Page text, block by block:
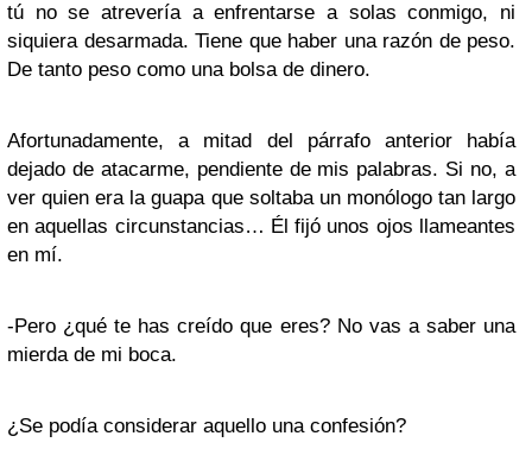
tú no se atrevería a enfrentarse a solas conmigo, ni
siquiera desarmada. Tiene que haber una razón de peso.
De tanto peso como una bolsa de dinero.
Afortunadamente, a mitad del párrafo anterior había
dejado de atacarme, pendiente de mis palabras. Si no, a
ver quien era la guapa que soltaba un monólogo tan largo
en aquellas circunstancias… Él fijó unos ojos llameantes
en mí.
-Pero ¿qué te has creído que eres? No vas a saber una
mierda de mi boca.
¿Se podía considerar aquello una confesión?